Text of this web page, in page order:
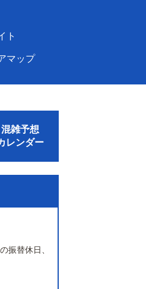
ト
マップ
混雑予想
レンダー
振替休日、